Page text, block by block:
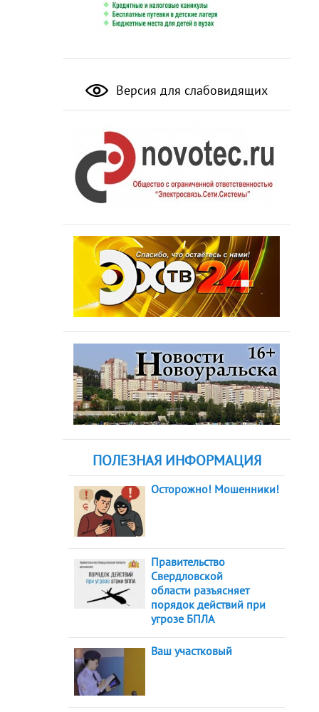
Версия для слабовидящих
ПОЛЕЗНАЯ ИНФОРМАЦИЯ
Осторожно! Мошенники!
Правительство
Свердловской
области разъясняет
порядок действий при
угрозе БПЛА
Ваш участковый